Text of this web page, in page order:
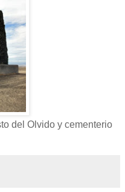
del Olvido y cementerio